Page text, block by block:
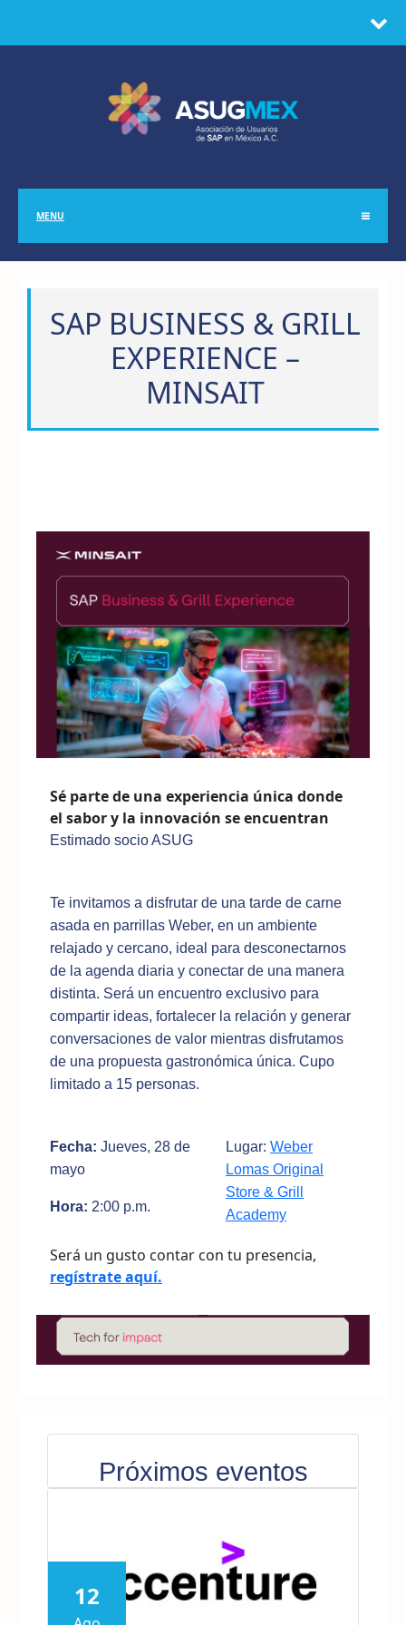
MENU
SAP BUSINESS & GRILL
EXPERIENCE –
MINSAIT
Sé parte de una experiencia única donde
el sabor y la innovación se encuentran
Estimado socio ASUG
Te invitamos a disfrutar de una tarde de carne
asada en parrillas Weber, en un ambiente
relajado y cercano, ideal para desconectarnos
de la agenda diaria y conectar de una manera
distinta. Será un encuentro exclusivo para
compartir ideas, fortalecer la relación y generar
conversaciones de valor mientras disfrutamos
de una propuesta gastronómica única. Cupo
limitado a 15 personas.
Fecha: Jueves, 28 de
mayo
Hora: 2:00 p.m.
Lugar: Weber
Lomas Original
Store & Grill
Academy
Será un gusto contar con tu presencia,
regístrate aquí.
Próximos eventos
12